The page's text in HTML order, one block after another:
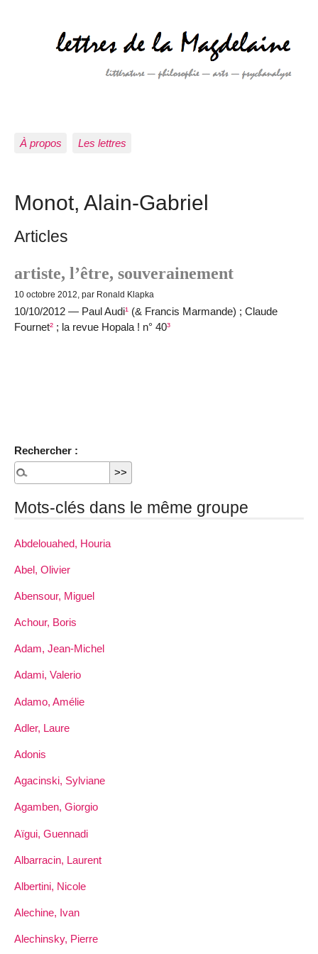
À propos Les lettres
Monot, Alain-Gabriel
Articles
artiste, l’être, souverainement
10 octobre 2012, par Ronald Klapka
10/10/2012 — Paul Audi¹ (& Francis Marmande) ; Claude
Fournet² ; la revue Hopala ! n° 40³
Rechercher :
Mots-clés dans le même groupe
Abdelouahed, Houria
Abel, Olivier
Abensour, Miguel
Achour, Boris
Adam, Jean-Michel
Adami, Valerio
Adamo, Amélie
Adler, Laure
Adonis
Agacinski, Sylviane
Agamben, Giorgio
Aïgui, Guennadi
Albarracin, Laurent
Albertini, Nicole
Alechine, Ivan
Alechinsky, Pierre